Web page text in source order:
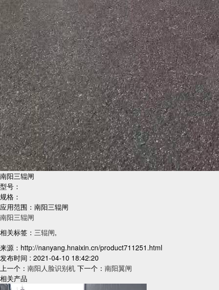
南阳三辊闸
型号：
规格：
应用范围：南阳三辊闸
南阳三辊闸
相关标签： 三辊闸,
来源：http://nanyang.hnaixin.cn/product711251.html
发布时间 : 2021-04-10 18:42:20
上一个： 南阳人脸识别机 下一个： 南阳翼闸
相关产品